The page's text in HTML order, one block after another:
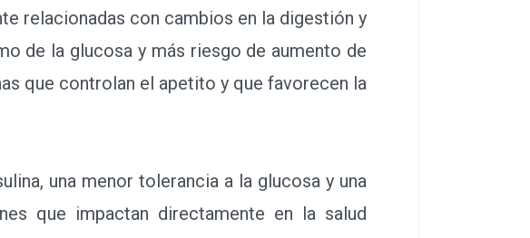
relacionadas con cambios en la digestión y
de la glucosa y más riesgo de aumento de
que controlan el apetito y que favorecen la
una menor tolerancia a la glucosa y una
que impactan directamente en la salud